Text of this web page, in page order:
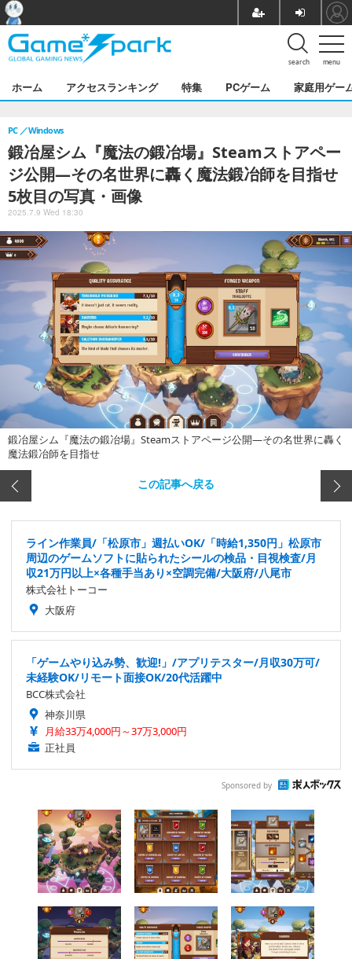
menu
search
ホーム アクセスランキング 特集 PCゲーム 家庭用ゲー
鍛冶屋シム『魔法の鍛冶場』Steamストアペー
ジ公開―その名世界に轟く魔法鍛冶師を目指せ
5枚目の写真・画像
PC Windows
2025.7.9 Wed 18:30
鍛冶屋シム『魔法の鍛冶場』Steamストアページ公開―その名世界に轟く
魔法鍛冶師を目指せ
この記事へ戻る
ライン作業員/「松原市」週払いOK/「時給1,350円」松原市
周辺のゲームソフトに貼られたシールの検品・目視検査/月
収21万円以上×各種手当あり×空調完備/大阪府/八尾市
株式会社トーコー
大阪府
「ゲームやり込み勢、歓迎!」/アプリテスター/月収30万可/
未経験OK/リモート面接OK/20代活躍中
BCC株式会社
神奈川県
月給33万4,000円～37万3,000円
正社員
Sponsored by